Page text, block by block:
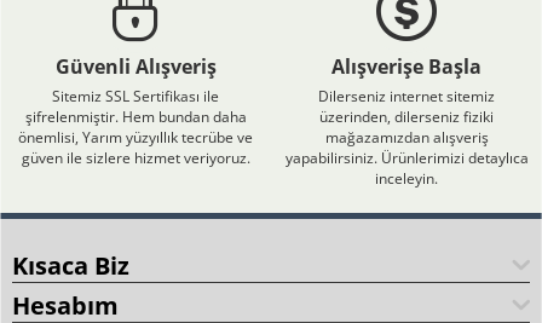
Güvenli Alışveriş
Sitemiz SSL Sertifikası ile
şifrelenmiştir. Hem bundan daha
önemlisi, Yarım yüzyıllık tecrübe ve
güven ile sizlere hizmet veriyoruz.
Alışverişe Başla
Dilerseniz internet sitemiz
üzerinden, dilerseniz fiziki
mağazamızdan alışveriş
yapabilirsiniz. Ürünlerimizi detaylıca
inceleyin.
Kısaca Biz
Hesabım